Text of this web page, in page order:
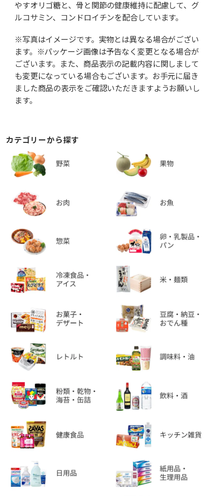
やすオリゴ糖と、骨と関節の健康維持に配慮して、グ
ルコサミン、コンドロイチンを配合しています。
※写真はイメージです。実物とは異なる場合がござい
ます。※パッケージ画像は予告なく変更となる場合が
ございます。また、商品表示の記載内容に関しまして
も変更になっている場合もございます。お手元に届き
ました商品の表示をご確認いただきますようお願いし
ます。
カテゴリーから探す